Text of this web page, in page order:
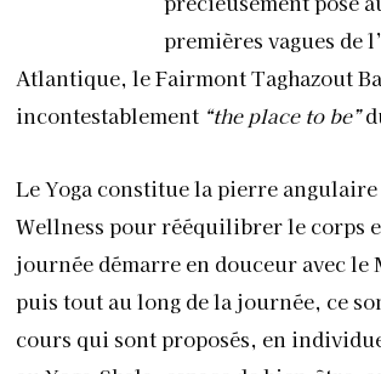
premières vagues de
Atlantique, le Fairmont Taghazout
incontestablement “the place to be”
Le Yoga constitue la pierre angulaire
Wellness pour rééquilibrer le corps
journée démarre en douceur avec le
puis tout au long de la journée, ce
cours qui sont proposés, en